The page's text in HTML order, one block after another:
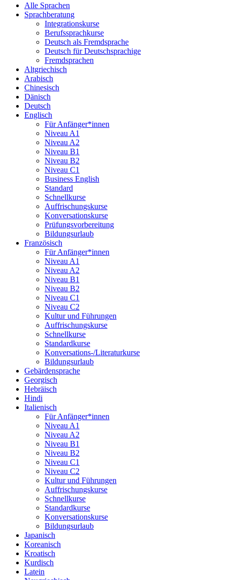
Alle Sprachen
Sprachberatung
Integrationskurse
Berufssprachkurse
Deutsch als Fremdsprache
Deutsch für Deutschsprachige
Fremdsprachen
Altgriechisch
Arabisch
Chinesisch
Dänisch
Deutsch
Englisch
Für Anfänger*innen
Niveau A1
Niveau A2
Niveau B1
Niveau B2
Niveau C1
Business English
Standard
Schnellkurse
Auffrischungskurse
Konversationskurse
Prüfungsvorbereitung
Bildungsurlaub
Französisch
Für Anfänger*innen
Niveau A1
Niveau A2
Niveau B1
Niveau B2
Niveau C1
Niveau C2
Kultur und Führungen
Auffrischungskurse
Schnellkurse
Standardkurse
Konversations-/Literaturkurse
Bildungsurlaub
Gebärdensprache
Georgisch
Hebräisch
Hindi
Italienisch
Für Anfänger*innen
Niveau A1
Niveau A2
Niveau B1
Niveau B2
Niveau C1
Niveau C2
Kultur und Führungen
Auffrischungskurse
Schnellkurse
Standardkurse
Konversationskurse
Bildungsurlaub
Japanisch
Koreanisch
Kroatisch
Kurdisch
Latein